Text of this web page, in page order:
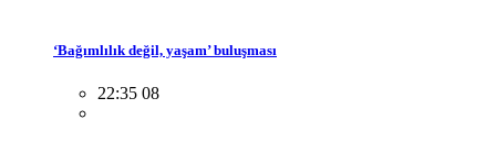
‘Bağımlılık değil, yaşam’ buluşması
22:35 08